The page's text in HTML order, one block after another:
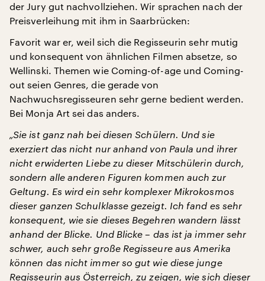
der Jury gut nachvollziehen. Wir sprachen nach der
Preisverleihung mit ihm in Saarbrücken:
Favorit war er, weil sich die Regisseurin sehr mutig
und konsequent von ähnlichen Filmen absetze, so
Wellinski. Themen wie Coming-of-age und Coming-
out seien Genres, die gerade von
Nachwuchsregisseuren sehr gerne bedient werden.
Bei Monja Art sei das anders.
„Sie ist ganz nah bei diesen Schülern. Und sie
exerziert das nicht nur anhand von Paula und ihrer
nicht erwiderten Liebe zu dieser Mitschülerin durch,
sondern alle anderen Figuren kommen auch zur
Geltung. Es wird ein sehr komplexer Mikrokosmos
dieser ganzen Schulklasse gezeigt. Ich fand es sehr
konsequent, wie sie dieses Begehren wandern lässt
anhand der Blicke. Und Blicke – das ist ja immer sehr
schwer, auch sehr große Regisseure aus Amerika
können das nicht immer so gut wie diese junge
Regisseurin aus Österreich, zu zeigen, wie sich dieser